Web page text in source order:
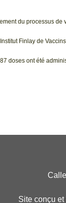
du processus
Finlay de
doses ont été
Site conçu